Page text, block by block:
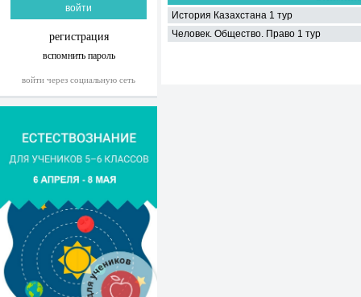
регистрация
вспомнить пароль
войти через социальную сеть
История Казахстана 1 тур
Человек. Общество. Право 1 тур